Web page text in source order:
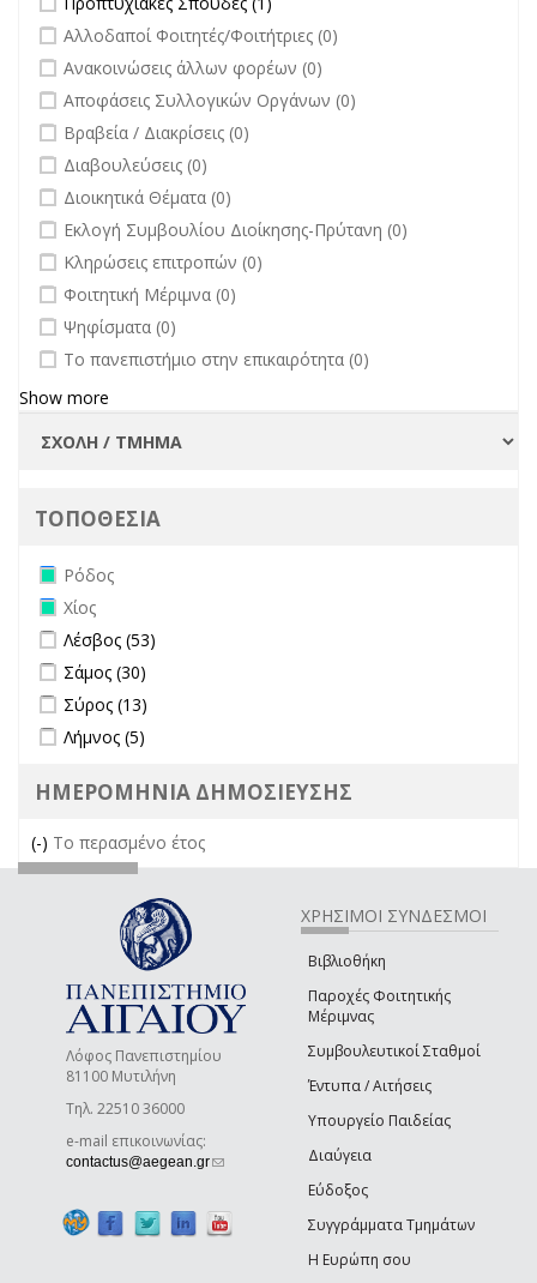
undefined
Αλλοδαποί Φοιτητές/Φοιτήτριες (0)
undefined
Ανακοινώσεις άλλων φορέων (0)
undefined
Αποφάσεις Συλλογικών Οργάνων (0)
undefined
Βραβεία / Διακρίσεις (0)
undefined
Διαβουλεύσεις (0)
undefined
Διοικητικά Θέματα (0)
undefined
Εκλογή Συμβουλίου Διοίκησης-Πρύτανη (0)
undefined
Κληρώσεις επιτροπών (0)
undefined
Φοιτητική Μέριμνα (0)
undefined
Ψηφίσματα (0)
undefined
Το πανεπιστήμιο στην επικαιρότητα (0)
Show more
ΤΟΠΟΘΕΣΙΑ
Remove Ρόδος filter
Ρόδος
Remove Χίος filter
Χίος
Apply Λέσβος filter
Λέσβος (53)
Apply Σάμος filter
Σάμος (30)
Apply Σύρος filter
Σύρος (13)
Apply Λήμνος filter
Λήμνος (5)
ΗΜΕΡΟΜΗΝΙΑ ΔΗΜΟΣΙΕΥΣΗΣ
(-) Remove Το περασμένο έτος filter
Το περασμένο έτος
Λόφος Πανεπιστημίου
81100 Μυτιλήνη
Τηλ. 22510 36000
e-mail επικοινωνίας:
contactus@aegean.gr(link sends e-mail)
ΧΡΗΣΙΜΟΙ ΣΥΝΔΕΣΜΟΙ
Βιβλιοθήκη
Παροχές Φοιτητικής
Μέριμνας
Συμβουλευτικοί Σταθμοί
Έντυπα / Αιτήσεις
Υπουργείο Παιδείας
Διαύγεια
Εύδοξος
Συγγράμματα Τμημάτων
Η Ευρώπη σου